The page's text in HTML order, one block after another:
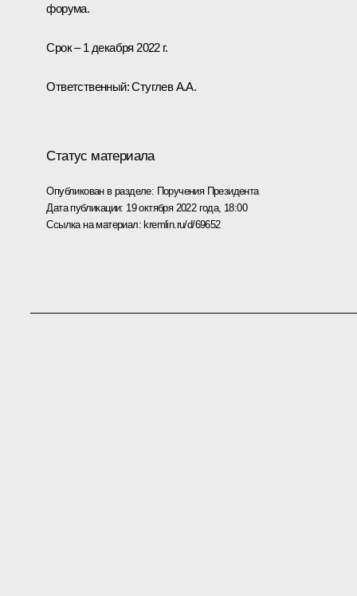
форума.
Срок – 1 декабря 2022 г.
Ответственный: Стуглев А.А.
Статус материала
Опубликован в разделе: Поручения Президента
Дата публикации: 19 октября 2022 года, 18:00
Ссылка на материал: kremlin.ru/d/69652